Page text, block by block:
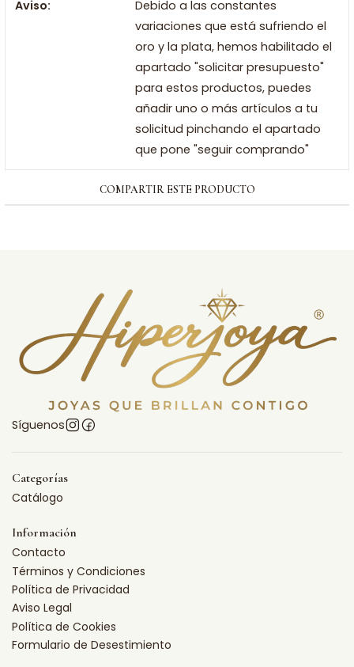
Aviso:
Debido a las constantes
variaciones que está sufriendo el
oro y la plata, hemos habilitado el
apartado "solicitar presupuesto"
para estos productos, puedes
añadir uno o más artículos a tu
solicitud pinchando el apartado
que pone "seguir comprando"
COMPARTIR ESTE PRODUCTO
Síguenos
Categorías
Catálogo
Información
Contacto
Términos y Condiciones
Política de Privacidad
Aviso Legal
Política de Cookies
Formulario de Desestimiento